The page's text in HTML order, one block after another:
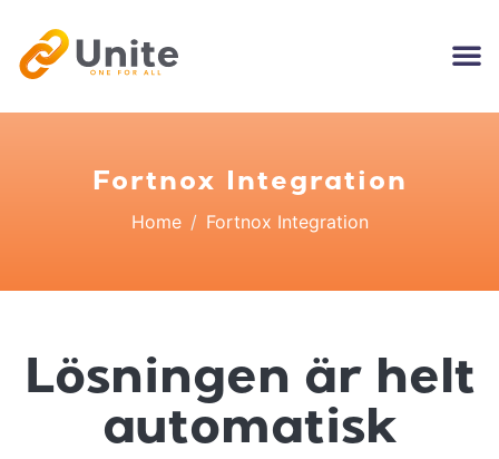
Fortnox Integration
Home Fortnox Integration
Lösningen är helt
automatisk